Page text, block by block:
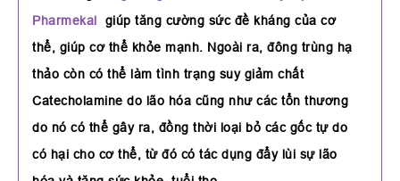
Pharmekal giúp tăng cường sức đề kháng của cơ
thể, giúp cơ thể khỏe mạnh. Ngoài ra, đông trùng hạ
thảo còn có thể làm tình trạng suy giảm chất
Catecholamine do lão hóa cũng như các tổn thương
do nó có thể gây ra, đồng thời loại bỏ các gốc tự do
có hại cho cơ thể, từ đó có tác dụng đẩy lùi sự lão